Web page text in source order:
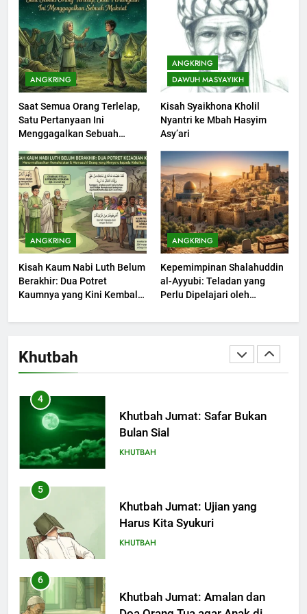
ANGKRING
Saat Semua Orang Terlelap,
Satu Pertanyaan Ini
Menggagalkan Sebuah
ANGKRING
DAWUH MASYAYIKH
Kisah Syaikhona Kholil
Nyantri ke Mbah Hasyim
Asy’ari
ANGKRING
Kisah Kaum Nabi Luth Belum
Berakhir: Dua Potret
Kaumnya yang Kini Kembali
ANGKRING
Kepemimpinan Shalahuddin
al-Ayyubi: Teladan yang
Perlu Dipelajari oleh
(2)
Khutbah
1
Khutbah Jumat: Mengapa Orang
Dengki Tak Akan Pernah
Berjaya?
KHUTBAH
Limpahan Nikmat Allah
KHUTBAH
3
Khutbah Jumat: Ketaatan,
Kebaikan dan Pengaruhnya
dalam Jiwa Manusia
KHUTBAH
Khutbah Jumat: Safar Bukan
5
Khutbah Jumat: Ujian yang
Harus Kita Syukuri
KHUTBAH
6
Khutbah Jumat: Amalan dan
Doa Orang Tua agar Anak di
Pondok Pesantren Sukses Dunia
KHUTBAH
7
Khutbah Jumat: Refleksi dari